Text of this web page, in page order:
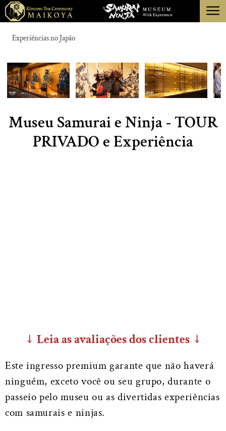
SOBRE
CANCELAMENTO
menu
Experiências no Japão
Museu Samurai e Ninja - TOUR
PRIVADO e Experiência
↓ Leia as avaliações dos clientes ↓
Este ingresso premium garante que não haverá
ninguém, exceto você ou seu grupo, durante o
passeio pelo museu ou as divertidas experiências
com samurais e ninjas.